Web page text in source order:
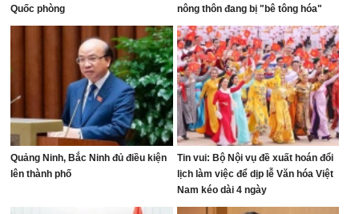
Quốc phòng
nông thôn đang bị "bê tông hóa"
Quảng Ninh, Bắc Ninh đủ điều kiện
lên thành phố
Tin vui: Bộ Nội vụ đề xuất hoán đổi
lịch làm việc để dịp lễ Văn hóa Việt
Nam kéo dài 4 ngày